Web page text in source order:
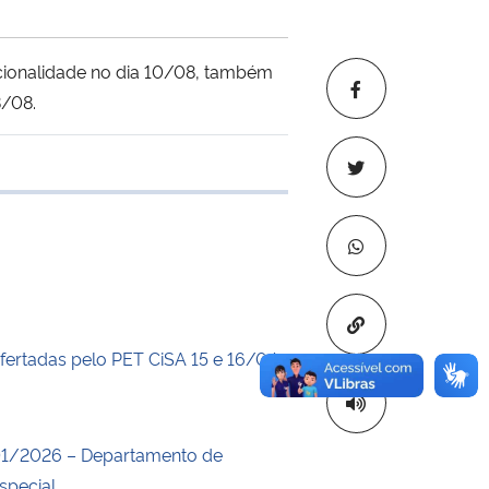
Copiar para
no dia 10/08, também
08.
transferência
pelo PET CiSA 15 e 16/04
2026 – Departamento de